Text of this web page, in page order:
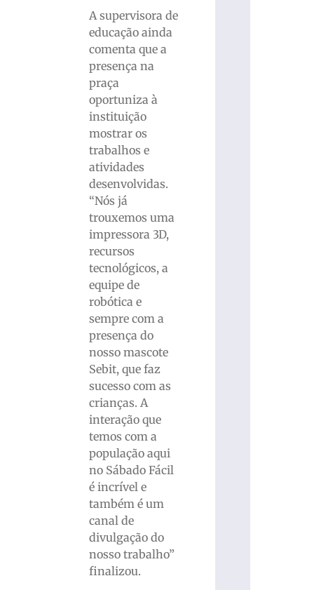
A supervisora de
educação ainda
comenta que a
presença na
praça
oportuniza à
instituição
mostrar os
trabalhos e
atividades
desenvolvidas.
“Nós já
trouxemos uma
impressora 3D,
recursos
tecnológicos, a
equipe de
robótica e
sempre com a
presença do
nosso mascote
Sebit, que faz
sucesso com as
crianças. A
interação que
temos com a
população aqui
no Sábado Fácil
é incrível e
também é um
canal de
divulgação do
nosso trabalho”
finalizou.